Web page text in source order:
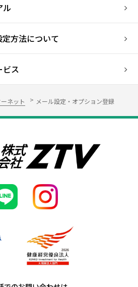
ル
方法について
ビス
ネット メール設定・オプション登録